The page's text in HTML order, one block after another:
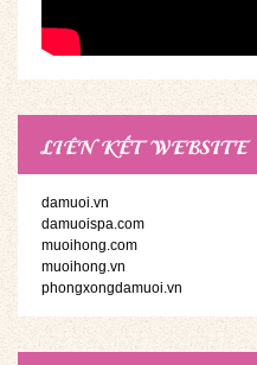
LIÊN KẾT WEBSITE
damuoi.vn
damuoispa.com
muoihong.com
muoihong.vn
phongxongdamuoi.vn